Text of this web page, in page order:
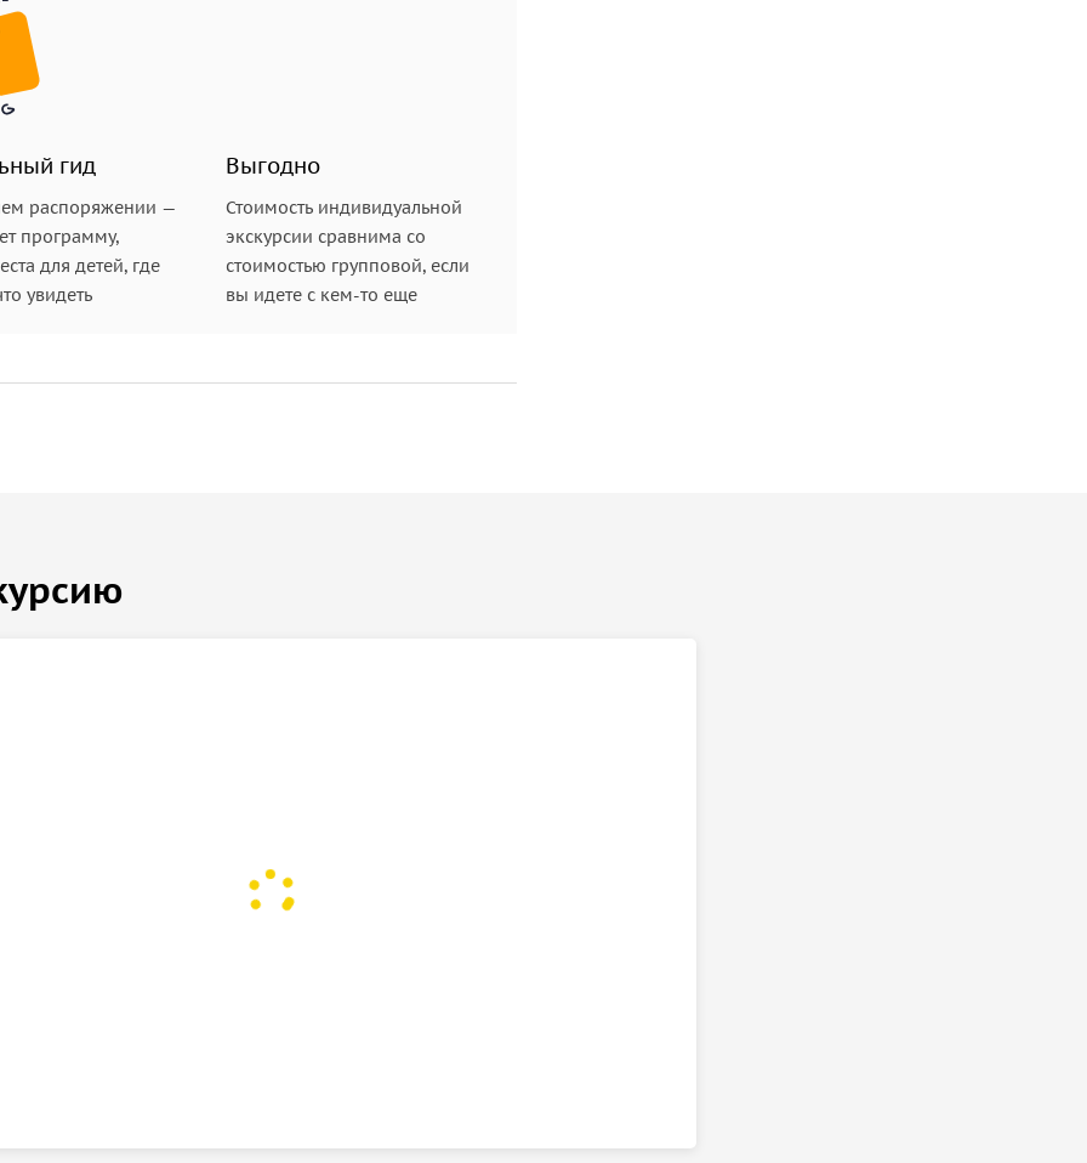
гид
распоряжении —
программу,
для детей, где
увидеть
Выгодно
Стоимость индивидуальной
экскурсии сравнима со
стоимостью групповой, если
вы идете с кем-то еще